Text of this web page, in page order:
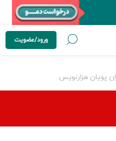
ورود/عضویت
پویان هزارنویس